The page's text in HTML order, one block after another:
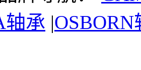
轴承 |OSBORN